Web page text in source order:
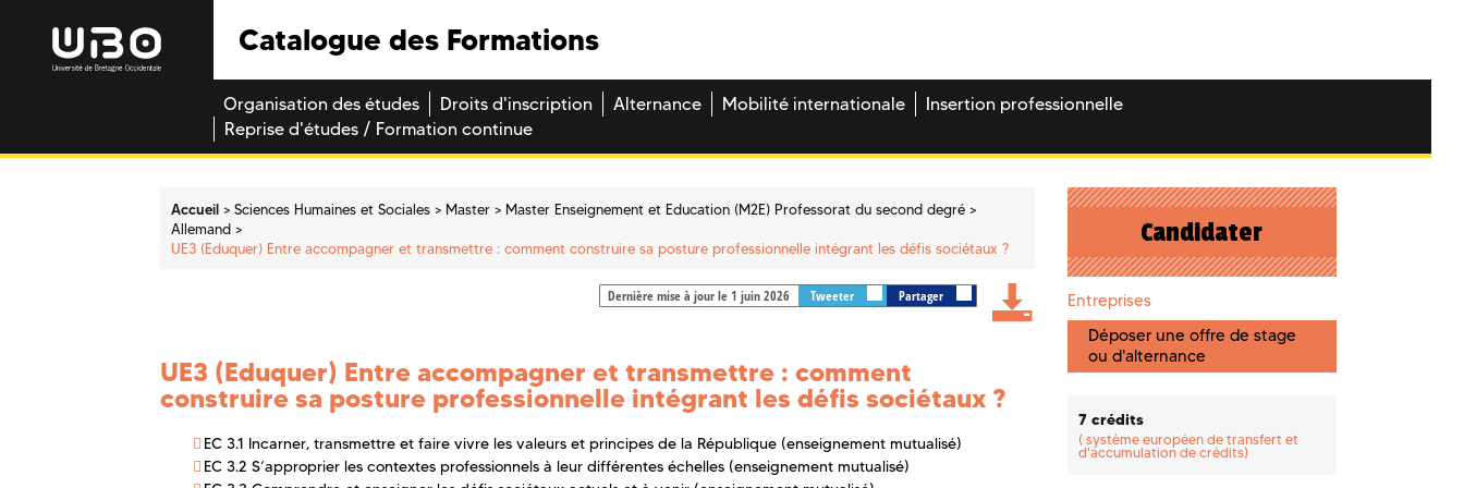
Catalogue des Formations
Organisation des études Droits d'inscription Alternance Mobilité internationale
Insertion professionnelle
Reprise d'études / Formation continue
Accueil Sciences Humaines et Sociales Master
Master Enseignement et Education (M2E) Professorat du second degré
Allemand
UE3 (Eduquer) Entre accompagner et transmettre : comment construire sa posture professionnelle intégrant les défis sociétaux ?
Dernière mise à jour le 1 juin 2026 Tweeter Partager
UE3 (Eduquer) Entre accompagner et transmettre : comment
construire sa posture professionnelle intégrant les défis sociétaux ?
EC 3.1 Incarner, transmettre et faire vivre les valeurs et principes de la République (enseignement mutualisé)
EC 3.2 S’approprier les contextes professionnels à leur différentes échelles (enseignement mutualisé)
Candidater
Entreprises
Déposer une offre de stage
ou d'alternance
7 crédits
( système européen de transfert et
d'accumulation de crédits)